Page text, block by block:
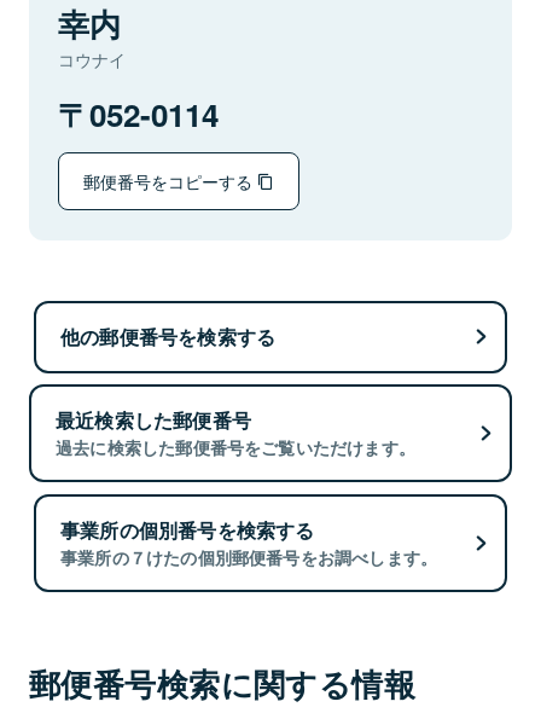
幸内
コウナイ
052-0114
郵便番号をコピーする
他の郵便番号を検索する
最近検索した郵便番号
過去に検索した郵便番号をご覧いただけます。
事業所の個別番号を検索する
事業所の７けたの個別郵便番号をお調べします。
郵便番号検索に関する情報